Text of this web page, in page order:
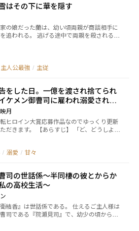
然にも社長の誰にも言えないギャップな秘
い打ちをかけるように、
でもない提案をしてきた。 「俺の婚約者の
くれ。報酬は三倍だ。」 「……契約成
賀パーティーの夜。 社長
いながら、世界に向けて宣言する。 「俺
信じている」
はその下に華を隠す
の娘だった蘭は、幼い頃両親が商談相手に
追われる。 逃げる途中で両親を殺される
てきた。 蘭は老師に武芸を、蓉雪
きん）を教わりながら日々を過ごす中で、
らう毎日を送っていた彼女のもとに、一通
それは最愛の姉・蓉雪の死を知
いことは何も書いていない、
、その死だけが知らされる違和感に、蘭は
を知るため後宮入りを決意する。 老師の
の弟景天の元にやっかいになる蘭。 景天は
のため、蘭は姉の死の真相を知るというそ
的のため、二人は動き出す。 その中で少し
主である景天に惹かれ始め──？ 恋愛×謎
主人公最強 / 主従
をした日。一億を渡され捨てられ
ケメン御曹司に雇われ溺愛されて
月
ヒロイン大賞応募作品なのでゆっくり更新
あらすじ】 「ど、どうしよ
検査薬を試した。 結果は予想通り陽性。
えると期待を胸に妊娠を彼に報告する
ープの子会社の社長である彼は私に口止め
億を渡し、中絶手術の予約までされた。
彼から裏切られ、せっかく来てくれた新し
た私は何もかもどうでも良くなり、いっそ
た方が楽になると考える。 そんな時に
が私に手を差し伸べてきた。
/ 溺愛 / 甘々
司の世話係～半同棲の彼とからか
の高校生活～
結香』は世話係である。 仕えるご主人様は
司である『院瀬見司』で、幼少の頃から日
過ごし、主従関係であり幼馴染でもあるとい